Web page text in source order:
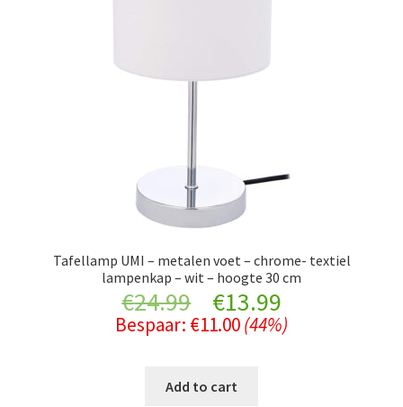
Tafellamp UMI – metalen voet – chrome- textiel
lampenkap – wit – hoogte 30 cm
€24.99
Original
price
was:
€13.99Current
price
Bespaar: €11.00(44%)
Add to cart